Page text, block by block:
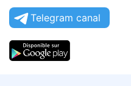
Telegram canal